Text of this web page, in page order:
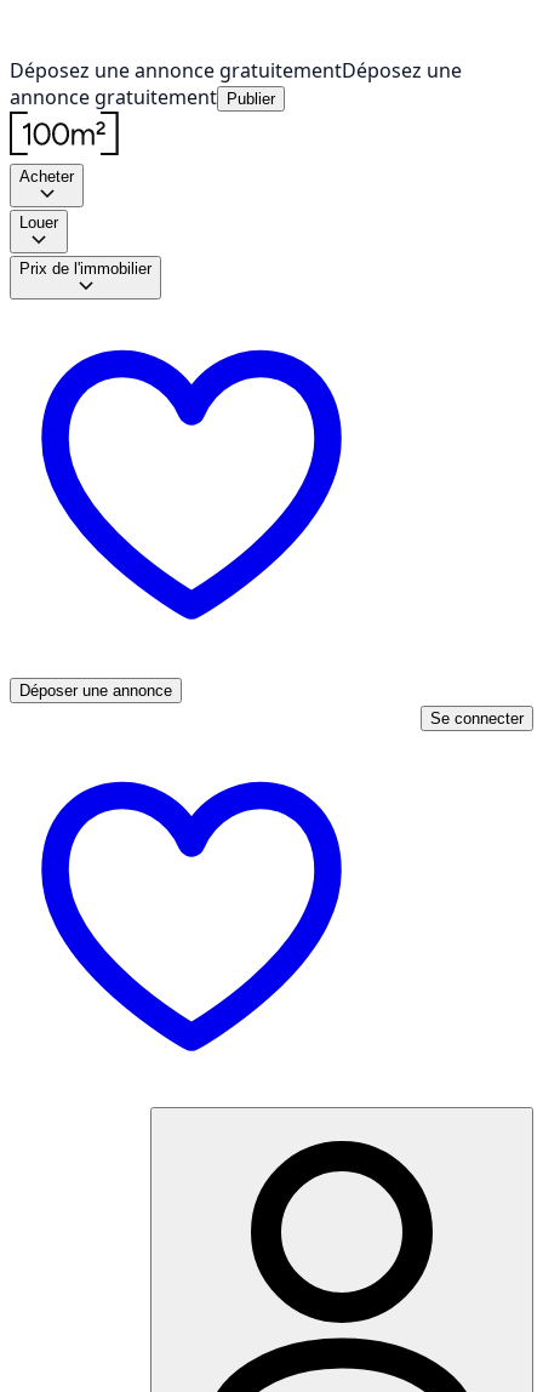
Déposez une annonce gratuitementDéposez une
annonce gratuitement
Publier
Acheter
Louer
Prix de l'immobilier
Déposer une annonce
Se connecter